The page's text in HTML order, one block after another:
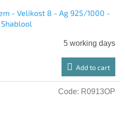
- Velikost 8 - Ag 925/1000 -
Shablool
5 working days
Add to cart
Code: R0913OP